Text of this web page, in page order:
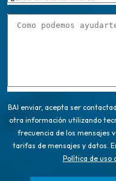
BAl enviar, acepta ser
otra información utilizando
frecuencia de los mensajes
tarifas de mensajes y datos.
Política de uso